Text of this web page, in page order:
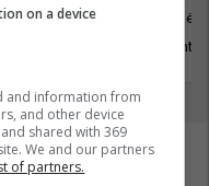
Prishtinë
13 Gusht
on a device
and information from
and other device
shared with 369
We and our partners
of partners.